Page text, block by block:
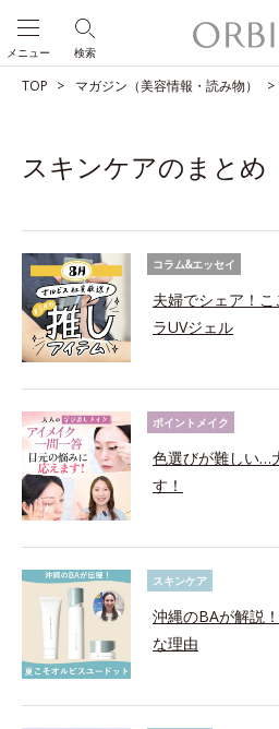
検索
メニュー
TOP マガジン（美容情報・読み物）
スキンケアのまとめ
コラム&エッセイ
夫婦でシェア！
ラUVジェル
ポイントメイク
色選びが難しい…
す！
スキンケア
沖縄のBAが解説
な理由